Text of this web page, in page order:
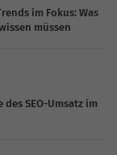
im Fokus: Was
müssen
des SEO-Umsatz im